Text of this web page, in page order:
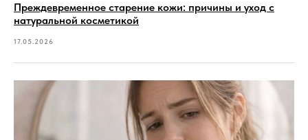
Преждевременное старение кожи: причины и уход с
натуральной косметикой
17.05.2026